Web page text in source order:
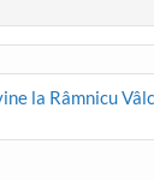
la Râmnicu